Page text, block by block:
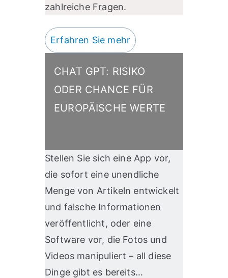
zahlreiche Fragen.
Erfahren Sie mehr
CHAT GPT: RISIKO
ODER CHANCE FÜR
EUROPÄISCHE WERTE
Stellen Sie sich eine App vor,
die sofort eine unendliche
Menge von Artikeln entwickelt
und falsche Informationen
veröffentlicht, oder eine
Software vor, die Fotos und
Videos manipuliert – all diese
Dinge gibt es bereits…